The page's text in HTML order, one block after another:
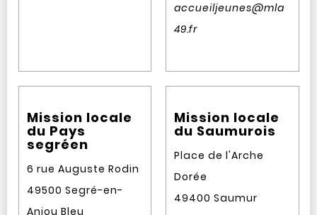
accueiljeunes@mla
49.fr
Mission locale
du Pays
segréen
6 rue Auguste Rodin
49500 Segré-en-
Anjou Bleu
Mission locale
du Saumurois
Place de l'Arche
Dorée
49400 Saumur